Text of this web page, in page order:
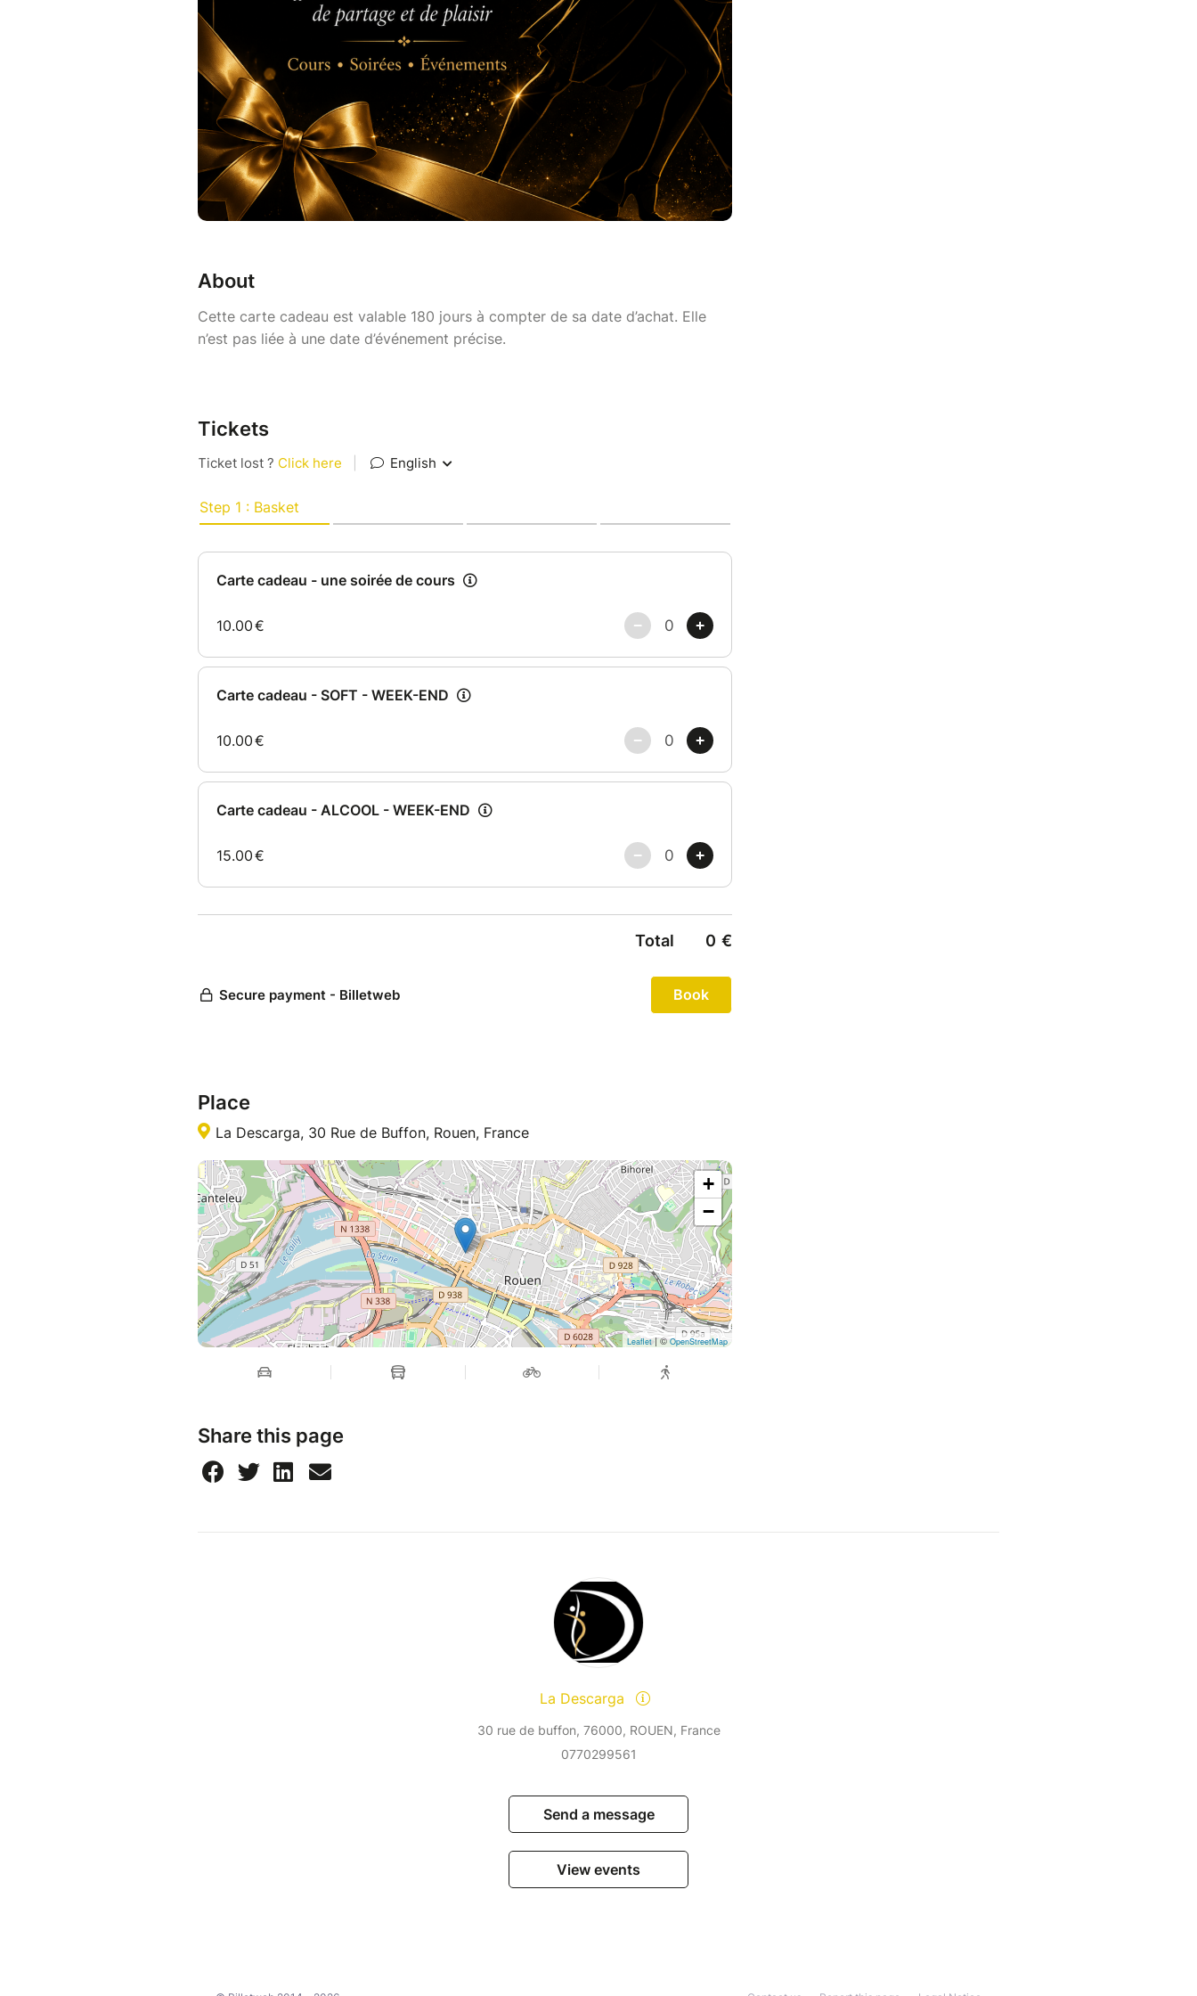
About
Cette carte cadeau est valable 180 jours à compter de sa date d’achat. Elle
n’est pas liée à une date d’événement précise.
Tickets
Place
La Descarga, 30 Rue de Buffon, Rouen, France
+
−
Leaflet| ©OpenStreetMap
Share this page
La Descarga
30 rue de buffon, 76000, ROUEN, France
0770299561
Send a message
View events